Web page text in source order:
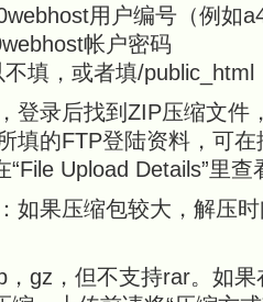
用户编号（例如
帐户密码
填，或者填/public_html
登录后找到ZIP压缩文件
填的FTP登陆资料，可在
“File Upload Details”里查
如果压缩包较大，解压
，gz，但不支持rar。如